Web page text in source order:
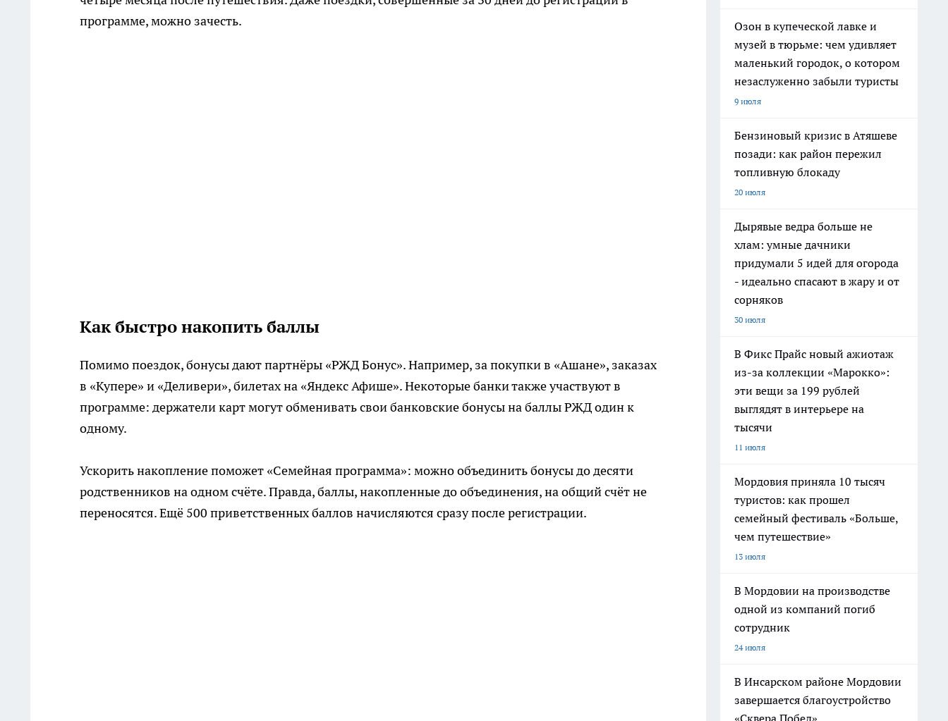
программе, можно зачесть.
Как быстро накопить баллы
Помимо поездок, бонусы дают партнёры «РЖД Бонус». Например, за покупки в «Ашане», заказах
в «Купере» и «Деливери», билетах на «Яндекс Афише». Некоторые банки также участвуют в
программе: держатели карт могут обменивать свои банковские бонусы на баллы РЖД один к
одному.
Ускорить накопление поможет «Семейная программа»: можно объединить бонусы до десяти
родственников на одном счёте. Правда, баллы, накопленные до объединения, на общий счёт не
переносятся. Ещё 500 приветственных баллов начисляются сразу после регистрации.
Озон в купеческой лавке и
музей в тюрьме: чем удивляет
маленький городок, о котором
незаслуженно забыли туристы
9 июля
Бензиновый кризис в Атяшеве
позади: как район пережил
топливную блокаду
20 июля
Дырявые ведра больше не
хлам: умные дачники
придумали 5 идей для огорода
- идеально спасают в жару и от
сорняков
30 июля
В Фикс Прайс новый ажиотаж
из-за коллекции «Марокко»:
эти вещи за 199 рублей
выглядят в интерьере на
тысячи
11 июля
Мордовия приняла 10 тысяч
туристов: как прошел
семейный фестиваль «Больше,
чем путешествие»
13 июля
В Мордовии на производстве
одной из компаний погиб
сотрудник
24 июля
В Инсарском районе Мордовии
завершается благоустройство
«Сквера Побед»